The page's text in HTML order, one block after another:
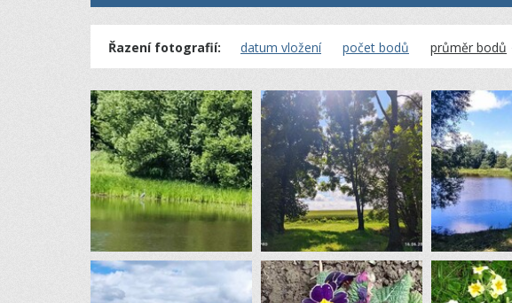
Řazení fotografií: datum vložení počet bodů průměr bodů